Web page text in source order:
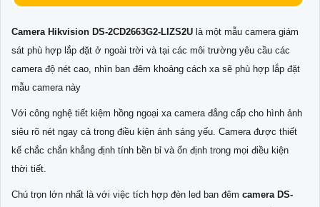
Camera Hikvision DS-2CD2663G2-LIZS2U là một mẫu camera giám
sát phù hợp lắp đặt ở ngoài trời và tại các môi trường yêu cầu các
camera độ nét cao, nhìn ban đêm khoảng cách xa sẽ phù hợp lắp đặt
mẫu camera này
Với công nghệ tiết kiệm hồng ngoại xa camera đẳng cấp cho hình ảnh
siêu rõ nét ngay cả trong điều kiện ánh sáng yếu. Camera được thiết
kế chắc chắn khẳng định tính bền bỉ và ổn định trong mọi điều kiện
thời tiết.
Chú trọn lớn nhất là với việc tích hợp đèn led ban đêm camera DS-